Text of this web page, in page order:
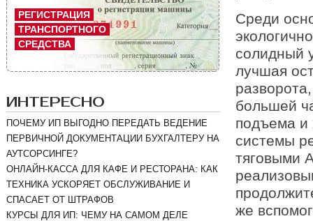
Среди
солидный
лучшая
большей
подъема и
системы
тяговыми
же
РЕГИСТРАЦИЯ
ТРАНСПОРТНОГО
СРЕДСТВА
ИНТЕРЕСНО
ПОЧЕМУ ИП ВЫГОДНО ПЕРЕДАТЬ ВЕДЕНИЕ
ПЕРВИЧНОЙ ДОКУМЕНТАЦИИ БУХГАЛТЕРУ НА
АУТСОРСИНГЕ?
ОНЛАЙН-КАССА ДЛЯ КАФЕ И РЕСТОРАНА: КАК
ТЕХНИКА УСКОРЯЕТ ОБСЛУЖИВАНИЕ И
СПАСАЕТ ОТ ШТРАФОВ
КУРСЫ ДЛЯ ИП: ЧЕМУ НА САМОМ ДЕЛЕ